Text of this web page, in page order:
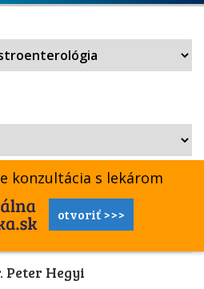
s lekárom
otvoriť >>>
Peter Hegyi